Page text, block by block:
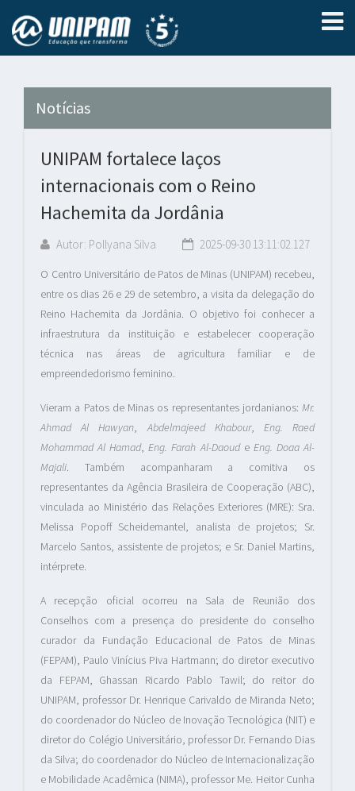
Notícias
UNIPAM fortalece laços
internacionais com o Reino
Hachemita da Jordânia
Autor: Pollyana Silva 2025-09-30 13:11:02.127
O Centro Universitário de Patos de Minas (UNIPAM) recebeu,
entre os dias 26 e 29 de setembro, a visita da delegação do
Reino Hachemita da Jordânia. O objetivo foi conhecer a
infraestrutura da instituição e estabelecer cooperação
técnica nas áreas de agricultura familiar e de
empreendedorismo feminino.
Vieram a Patos de Minas os representantes jordanianos: Mr.
Ahmad Al Hawyan,Abdelmajeed Khabour, Eng. Raed
Mohammad Al Hamad,Eng. Farah Al-Daoude Eng. Doaa Al-
Majali. Também acompanharam a comitiva os
representantes da Agência Brasileira de Cooperação (ABC),
vinculada ao Ministério das Relações Exteriores (MRE): Sra.
Melissa Popoff Scheidemantel, analista de projetos; Sr.
Marcelo Santos, assistente de projetos; e Sr. Daniel Martins,
intérprete.
A recepção oficial ocorreu na Sala de Reunião dos
Conselhos com a presença do presidente do conselho
curador da Fundação Educacional de Patos de Minas
(FEPAM), Paulo Vinícius Piva Hartmann; do diretor executivo
da FEPAM, Ghassan Ricardo Pablo Tawil; do reitor do
UNIPAM, professor Dr. Henrique Carivaldo de Miranda Neto;
do coordenador do Núcleo de Inovação Tecnológica (NIT) e
diretor do Colégio Universitário, professor Dr. Fernando Dias
da Silva; do coordenador do Núcleo de Internacionalização
e Mobilidade Acadêmica (NIMA), professor Me. Heitor Cunha